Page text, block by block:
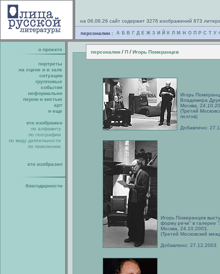
на 06.08.26 сайт содержит 3276 изображений 873
персоналии : А Б В Г Д Е Ж З И Й К Л М Н О П Р С Т У
о проекте персоналии / П / Игорь Померанцев
портреты
на сцене и в зале
ситуации
групповые
события
неформально
пером и кистью
арт
и еще
кто изображен
по алфавиту
по географии
по виду деятельности
по поколению
кто изобразил
благодарности
Игорь
Владимира
Москва,
(Третий
поэтов)
Добавлено:
Игорь Померанцев
форму речи" в галерее
Москва, 24.10.2003.
(Третий Московский
Добавлено: 27.12.2003